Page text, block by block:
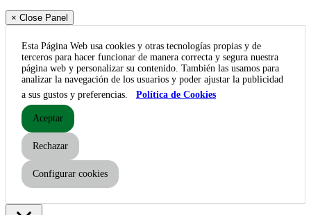
× Close Panel
Esta Página Web usa cookies y otras tecnologías propias y de
terceros para hacer funcionar de manera correcta y segura nuestra
página web y personalizar su contenido. También las usamos para
analizar la navegación de los usuarios y poder ajustar la publicidad
a sus gustos y preferencias.
Política de Cookies
Aceptar
Rechazar
Configurar cookies